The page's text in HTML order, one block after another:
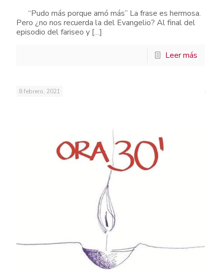
“Pudo más porque amó más” La frase es hermosa.
Pero ¿no nos recuerda la del Evangelio? Al final del
episodio del fariseo y […]
Leer más
8 febrero, 2021